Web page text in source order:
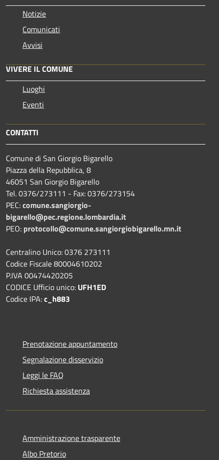
Notizie
Comunicati
Avvisi
VIVERE IL COMUNE
Luoghi
Eventi
CONTATTI
Comune di San Giorgio Bigarello
Piazza della Repubblica, 8
46051 San Giorgio Bigarello
Tel. 0376/273111 - Fax: 0376/273154
PEC:comune.sangiorgio-
bigarello@pec.regione.lombardia.it
PEO: protocollo@comune.sangiorgiobigarello.mn.it
Centralino Unico: 0376 273111
Codice Fiscale 80004610202
P.IVA 00474420205
CODICE Ufficio unico: UFH1ED
Codice IPA:c_h883
Prenotazione appuntamento
Segnalazione disservizio
Leggi le FAQ
Richiesta assistenza
Amministrazione trasparente
Albo Pretorio